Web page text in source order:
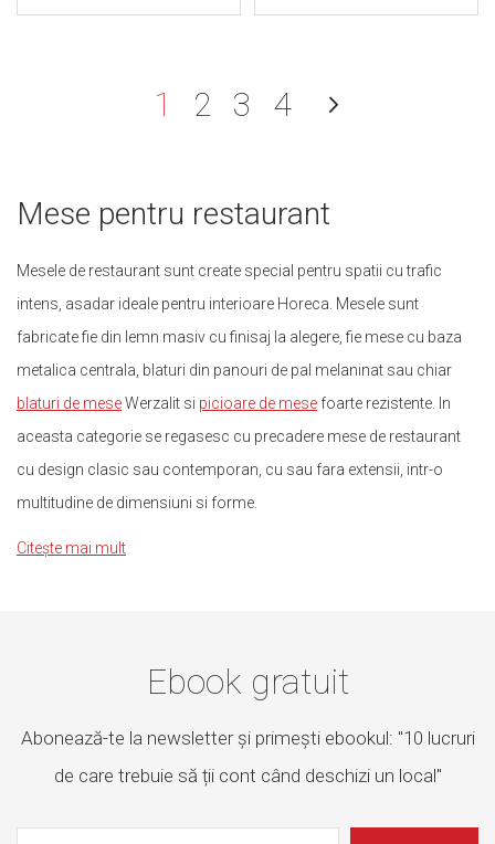
Mese pentru restaurant
Mesele de restaurant sunt create special pentru spatii cu trafic
intens, asadar ideale pentru interioare Horeca. Mesele sunt
fabricate fie din lemn masiv cu finisaj la alegere, fie mese cu baza
metalica centrala, blaturi din panouri de pal melaninat sau chiar
blaturi de meseWerzalit si picioare de mese foarte rezistente. In
aceasta categorie se regasesc cu precadere mese de restaurant
cu design clasic sau contemporan, cu sau fara extensii, intr-o
multitudine de dimensiuni si forme.
Citește mai mult
Pagină
în acest moment citiți
1 Pagină
2 Pagină
3 Pagină
4
Ebook gratuit
Abonează-te la newsletter și primești ebookul: "10 lucruri
de care trebuie să ții cont când deschizi un local"